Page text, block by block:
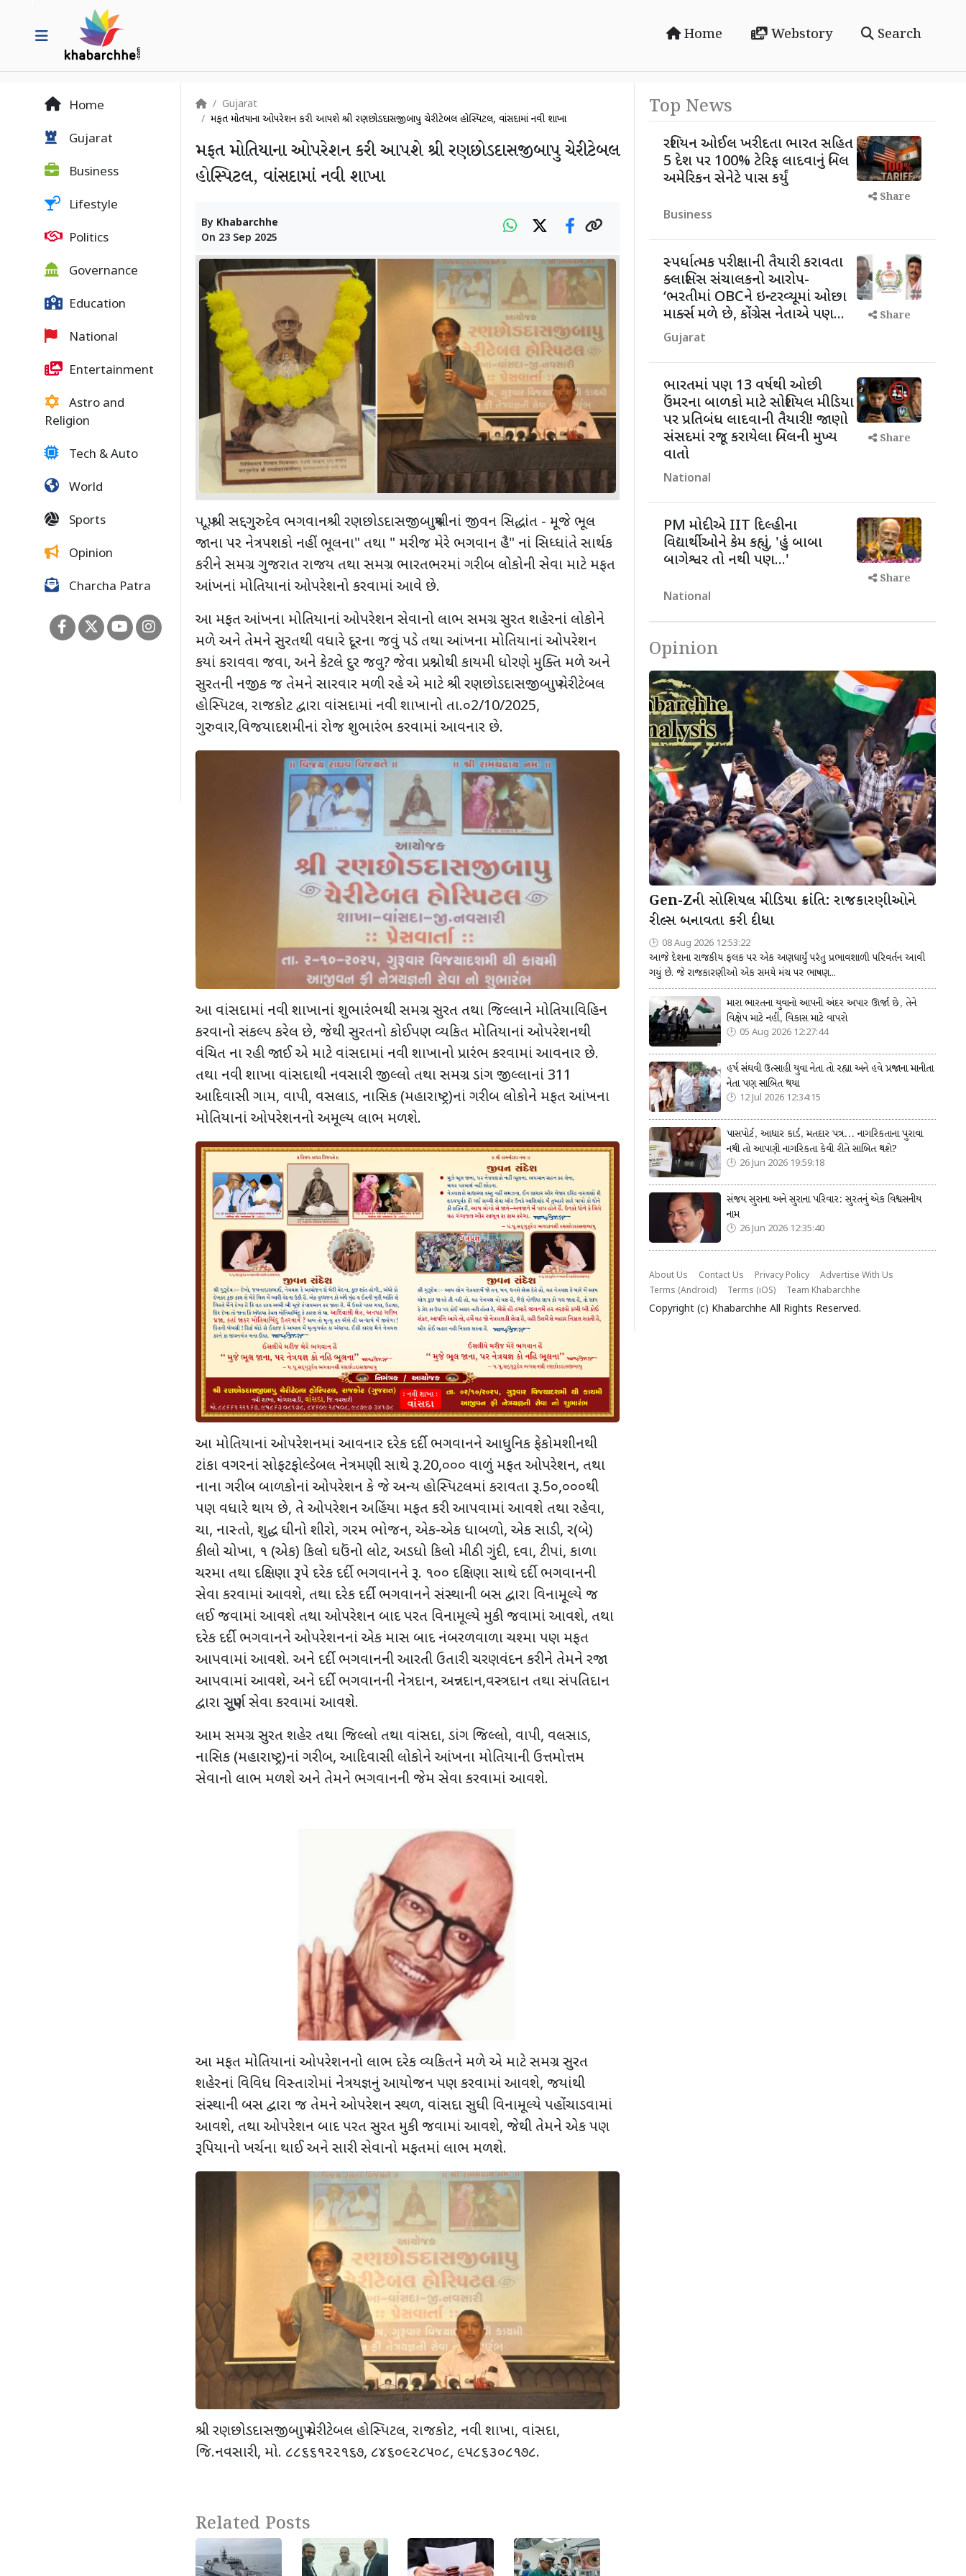
Home Webstory Search
Home
Gujarat
Business
Lifestyle
Politics
Governance
Education
National
Entertainment
Astro and
Religion
Tech & Auto
World
Sports
Opinion
Charcha Patra
Gujarat
મફત મોતિયાના ઓપરેશન કરી આપશે શ્રી રણછોડદાસજીબાપુ ચેરીટેબલ હોસ્પિટલ, વાંસદામાં નવી શાખા
મફત મોતિયાના ઓપરેશન કરી આપશે શ્રી રણછોડદાસજીબાપુ ચેરીટેબલ
હોસ્પિટલ, વાંસદામાં નવી શાખા
By Khabarchhe
On 23 Sep 2025
પ.પૂ.શ્રી સદ્દગુરુદેવ ભગવાનશ્રી રણછોડદાસજીબાપુશ્રીનાં જીવન સિદ્ધાંત - મૂજે ભૂલ
જાના પર નેત્રપશકો નહીં ભૂલના" તથા " મરીજ મેરે ભગવાન હૈ" નાં સિધ્ધાંતે સાર્થક
કરીને સમગ્ર ગુજરાત રાજય તથા સમગ્ર ભારતભરમાં ગરીબ લોકોની સેવા માટે મફત
આંખનાં મોતિયાનાં ઓપરેશનો કરવામાં આવે છે.
આ મફત આંખના મોતિયાનાં ઓપરેશન સેવાનો લાભ સમગ્ર સુરત શહેરનાં લોકોને
મળે અને તેમને સુરતથી વધારે દૂરના જવું પડે તથા આંખના મોતિયાનાં ઓપરેશન
કયાં કરાવવા જવા, અને કેટલે દુર જવુ? જેવા પ્રશ્નોથી કાયમી ધોરણે મુક્તિ મળે અને
સુરતની નજીક જ તેમને સારવાર મળી રહે એ માટે શ્રી રણછોડદાસજીબાપુ ચેરીટેબલ
હોસ્પિટલ, રાજકોટ દ્વારા વાંસદામાં નવી શાખાનો તા.૦2/10/2025,
ગુરુવાર,વિજયાદશમીનાં રોજ શુભારંભ કરવામાં આવનાર છે.
આ વાંસદામાં નવી શાખાનાં શુભારંભથી સમગ્ર સુરત તથા જિલ્લાને મોતિયાવિહિન
કરવાનો સંકલ્પ કરેલ છે, જેથી સુરતનો કોઈપણ વ્યકિત મોતિયાનાં ઓપરેશનથી
વંચિત ના રહી જાઈ એ માટે વાંસદામાં નવી શાખાનો પ્રારંભ કરવામાં આવનાર છે.
તથા નવી શાખા વાંસદાથી નવસારી જીલ્લો તથા સમગ્ર ડાંગ જીલ્લાનાં 311
આદિવાસી ગામ, વાપી, વસલાડ, નાસિક (મહારાષ્ટ્ર)નાં ગરીબ લોકોને મફત આંખના
મોતિયાનાં ઓપરેશનનો અમૂલ્ય લાભ મળશે.
આ મોતિયાનાં ઓપરેશનમાં આવનાર દરેક દર્દી ભગવાનને આધુનિક ફેકોમશીનથી
ટાંકા વગરનાં સોફટફોલ્ડેબલ નેત્રમણી સાથે રૂ.20,૦૦૦ વાળું મફત ઓપરેશન, તથા
નાના ગરીબ બાળકોનાં ઓપરેશન કે જે અન્ય હોસ્પિટલમાં કરાવતા રૂ.5૦,૦૦૦થી
પણ વધારે થાય છે, તે ઓપરેશન અહિંયા મફત કરી આપવામાં આવશે તથા રહેવા,
ચા, નાસ્તો, શુદ્ધ ઘીનો શીરો, ગરમ ભોજન, એક-એક ધાબળો, એક સાડી, ર(બે)
કીલો ચોખા, ૧ (એક) કિલો ઘઉંનો લોટ, અડધો કિલો મીઠી ગુંદી, દવા, ટીપાં, કાળા
ચરમા તથા દક્ષિણા રૂપે દરેક દર્દી ભગવાનને રૂ. ૧૦૦ દક્ષિણા સાથે દર્દી ભગવાનની
સેવા કરવામાં આવશે, તથા દરેક દર્દી ભગવાનને સંસ્થાની બસ દ્વારા વિનામૂલ્યે જ
લઈ જવામાં આવશે તથા ઓપરેશન બાદ પરત વિનામૂલ્યે મુકી જવામાં આવશે, તથા
દરેક દર્દી ભગવાનને ઓપરેશનનાં એક માસ બાદ નંબરળવાળા ચશ્મા પણ મફત
આપવામાં આવશે. અને દર્દી ભગવાનની આરતી ઉતારી ચરણવંદન કરીને તેમને રજા
આપવામાં આવશે, અને દર્દી ભગવાનની નેત્રદાન, અન્નદાન,વસ્ત્રદાન તથા સંપતિદાન
દ્વારા સુપૂર્ણ સેવા કરવામાં આવશે.
આમ સમગ્ર સુરત શહેર તથા જિલ્લો તથા વાંસદા, ડાંગ જિલ્લો, વાપી, વલસાડ,
નાસિક (મહારાષ્ટ્ર)નાં ગરીબ, આદિવાસી લોકોને આંખના મોતિયાની ઉત્તમોત્તમ
સેવાનો લાભ મળશે અને તેમને ભગવાનની જેમ સેવા કરવામાં આવશે.
આ મફત મોતિયાનાં ઓપરેશનનો લાભ દરેક વ્યકિતને મળે એ માટે સમગ્ર સુરત
શહેરનાં વિવિધ વિસ્તારોમાં નેત્રયજ્ઞનું આયોજન પણ કરવામાં આવશે, જયાંથી
સંસ્થાની બસ દ્વારા જ તેમને ઓપરેશન સ્થળ, વાંસદા સુધી વિનામૂલ્યે પહોંચાડવામાં
આવશે, તથા ઓપરેશન બાદ પરત સુરત મુકી જવામાં આવશે, જેથી તેમને એક પણ
રૂપિયાનો ખર્ચના થાઈ અને સારી સેવાનો મફતમાં લાભ મળશે.
શ્રી રણછોડદાસજીબાપુ ચેરીટેબલ હોસ્પિટલ, રાજકોટ, નવી શાખા, વાંસદા,
જિ.નવસારી, મો. ૮૮૬૬૧૨૨૧૬૭, ૮૪૬૦૯૨૮૫૦૮, ૯૫૮૬૩૦૮૧૭૮.
Related Posts
Top News
રશિયન ઓઈલ ખરીદતા ભારત સહિત
5 દેશ પર 100% ટેરિફ લાદવાનું બિલ
અમેરિકન સેનેટે પાસ કર્યું
Business
Share
સ્પર્ધાત્મક પરીક્ષાની તૈયારી કરાવતા
ક્લાસિસ સંચાલકનો આરોપ-
‘ભરતીમાં OBCને ઇન્ટરવ્યૂમાં ઓછા
માર્ક્સ મળે છે, કોંગ્રેસ નેતાએ પણ...
Gujarat
Share
ભારતમાં પણ 13 વર્ષથી ઓછી
ઉંમરના બાળકો માટે સોશિયલ મીડિયા
પર પ્રતિબંધ લાદવાની તૈયારી! જાણો
સંસદમાં રજૂ કરાયેલા બિલની મુખ્ય
વાતો
National
Share
PM મોદીએ IIT દિલ્હીના
વિદ્યાર્થીઓને કેમ કહ્યું, 'હું બાબા
બાગેશ્વર તો નથી પણ...'
National
Share
Opinion
Gen-Zની સોશિયલ મીડિયા ક્રાંતિ: રાજકારણીઓને
રીલ્સ બનાવતા કરી દીધા
08 Aug 2026 12:53:22
આજે દેશના રાજકીય ફલક પર એક અણધાર્યું પરંતુ પ્રભાવશાળી પરિવર્તન આવી
ગયું છે. જે રાજકારણીઓ એક સમયે મંચ પર ભાષણ...
મારા ભારતના યુવાનો આપની અંદર અપાર ઊર્જા છે, તેને
વિક્ષેપ માટે નહીં, વિકાસ માટે વાપરો
05 Aug 2026 12:27:44
હર્ષ સંઘવી ઉત્સાહી યુવા નેતા તો રહ્યા અને હવે પ્રજાના માનીતા
નેતા પણ સાબિત થયા
12 Jul 2026 12:34:15
પાસપોર્ટ, આધાર કાર્ડ, મતદાર પત્ર... નાગરિકતાના પુરાવા
નથી તો આપણી નાગરિકતા કેવી રીતે સાબિત થશે?
26 Jun 2026 19:59:18
સંજય સુરાના અને સુરાના પરિવાર: સુરતનું એક વિશ્વસનીય
નામ
26 Jun 2026 12:35:40
About Us Contact Us Privacy Policy
Advertise With Us
Terms (Android)
Terms (iOS) Team Khabarchhe
Copyright (c) Khabarchhe All Rights Reserved.